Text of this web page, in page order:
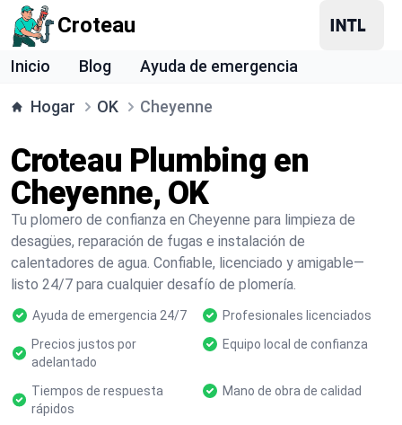
Croteau
Inicio Blog Ayuda de emergencia
Hogar OK Cheyenne
Croteau Plumbing en
Cheyenne, OK
Tu plomero de confianza en Cheyenne para limpieza de
desagües, reparación de fugas e instalación de
calentadores de agua. Confiable, licenciado y amigable—
listo 24/7 para cualquier desafío de plomería.
Ayuda de emergencia 24/7
Profesionales licenciados
Precios justos por
adelantado
Equipo local de confianza
Tiempos de respuesta
rápidos
Mano de obra de calidad